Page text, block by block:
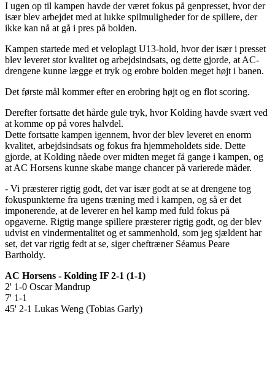
I ugen op til kampen havde der været fokus på genpresset, hvor der
især blev arbejdet med at lukke spilmuligheder for de spillere, der
ikke kan nå at gå i pres på bolden.
Kampen startede med et veloplagt U13-hold, hvor der især i presset
blev leveret stor kvalitet og arbejdsindsats, og dette gjorde, at AC-
drengene kunne lægge et tryk og erobre bolden meget højt i banen.
Det første mål kommer efter en erobring højt og en flot scoring.
Derefter fortsatte det hårde gule tryk, hvor Kolding havde svært ved
at komme op på vores halvdel.
Dette fortsatte kampen igennem, hvor der blev leveret en enorm
kvalitet, arbejdsindsats og fokus fra hjemmeholdets side. Dette
gjorde, at Kolding nåede over midten meget få gange i kampen, og
at AC Horsens kunne skabe mange chancer på varierede måder.
- Vi præsterer rigtig godt, det var især godt at se at drengene tog
fokuspunkterne fra ugens træning med i kampen, og så er det
imponerende, at de leverer en hel kamp med fuld fokus på
opgaverne. Rigtig mange spillere præsterer rigtig godt, og der blev
udvist en vindermentalitet og et sammenhold, som jeg sjældent har
set, det var rigtig fedt at se, siger cheftræner Séamus Peare
Bartholdy.
AC Horsens - Kolding IF 2-1 (1-1)
2' 1-0 Oscar Mandrup
7' 1-1
45' 2-1 Lukas Weng (Tobias Garly)